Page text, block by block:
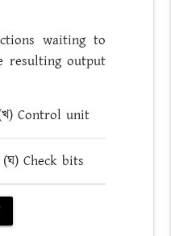
waiting to
resulting output
Control unit
(ঘ) Check bits